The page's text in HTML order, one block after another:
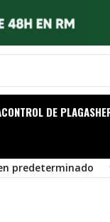
CONTROL DE PLAGAS